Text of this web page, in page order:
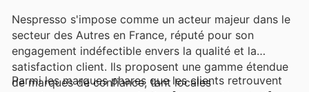
Nespresso s'impose comme un acteur majeur dans le
secteur des Autres en France, réputé pour son
engagement indéfectible envers la qualité et la
satisfaction client. Ils proposent une gamme étendue
de marques de confiance, tant locales
Parmi les marques phares que les clients retrouvent